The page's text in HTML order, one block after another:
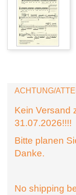
ACHTUNG/
Kein Versand
31.07.2026!!!!
Bitte planen
Danke.
No shipping